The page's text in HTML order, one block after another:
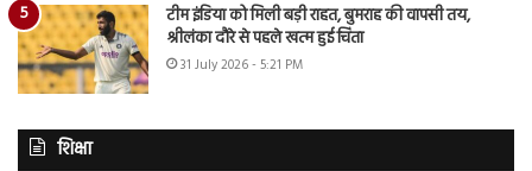
टीम इंडिया को मिली बड़ी राहत, बुमराह की वापसी तय,
श्रीलंका दौरे से पहले खत्म हुई चिंता
31 July 2026 - 5:21 PM
शिक्षा